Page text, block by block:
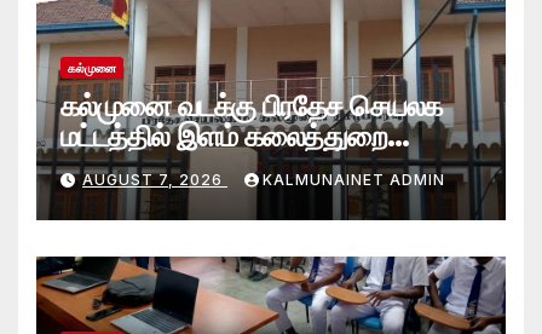
கல்முனை
கல்முனை வடக்கு பிரதேச செயலக
மட்டத்தில் இளம் கலைத்துறை
சாதனையாளர்களை உருவாக்கும்
தேசியஇளைஞர்விருது_விழா 2026
AUGUST 7, 2026 KALMUNAINET ADMIN